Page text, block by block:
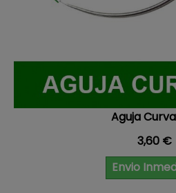
Aguja Curva
Precio
3,60 €
Envio